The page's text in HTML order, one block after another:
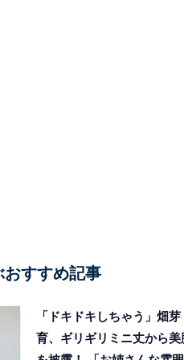
すすめ記事
「ドキドキしちゃう」畑芽
育、ギリギリミニ丈から美